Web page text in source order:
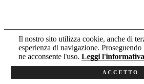
Il nostro sito utilizza cookie, anche di
esperienza di navigazione.
ne acconsente l'uso. Leggi
ACCETTO